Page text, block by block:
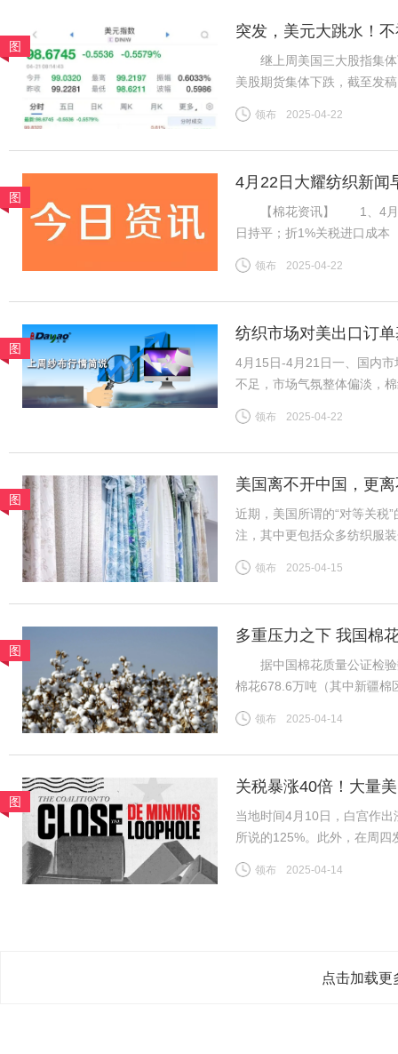
图
突发，美元大跳水！
继上周美国三大股指集体
美股期货集体下跌，截至发
2022年4月以来首次。截至
领布 2025-04-22
图
4月22日大耀纺织新闻
【棉花资讯】 1、4月21
日持平；折1%关税进口成本
棉山东到厂价3128B级14
领布 2025-04-22
图
纺织市场对美出口订
4月15日-4月21日一、国内
不足，市场气氛整体偏淡，
续，中小厂订单压力增加。
领布 2025-04-22
图
美国离不开中国，更
近期，美国所谓的“对等关税
注，其中更包括众多纺织服
跨境电商及小额包裹更是惠
领布 2025-04-15
图
多重压力之下 我国棉
据中国棉花质量公证检验
棉花678.6万吨（其中新疆棉
新疆/全国棉花公检总量已基
领布 2025-04-14
图
关税暴涨40倍！大量
当地时间4月10日，白宫作
所说的125%。此外，在周
到了120%；5月2日至6月1
领布 2025-04-14
点击加载更